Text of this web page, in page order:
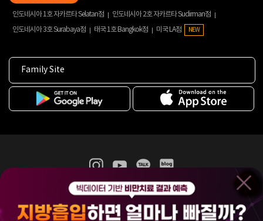
인도네시아 1호 자카르타 Selatan점
인도네시아 2호 자카르타 Sudirman점
인도네시아 3호 Surabaya점
태국 1호 Bangkok점 미국 LA점 NEW
Family Site
365mc 병·의원 이용약관
홈페이지 이용약관
비급여진료수가